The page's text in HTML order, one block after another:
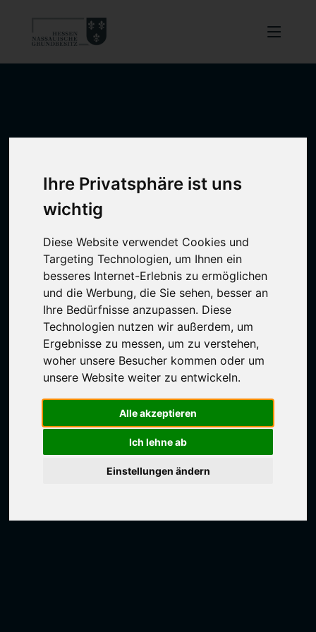
Ihre Privatsphäre ist uns
wichtig
Diese Website verwendet Cookies und
Targeting Technologien, um Ihnen ein
besseres Internet-Erlebnis zu ermöglichen
und die Werbung, die Sie sehen, besser an
Ihre Bedürfnisse anzupassen. Diese
Technologien nutzen wir außerdem, um
Ergebnisse zu messen, um zu verstehen,
woher unsere Besucher kommen oder um
unsere Website weiter zu entwickeln.
Alle akzeptieren
Ich lehne ab
Einstellungen ändern